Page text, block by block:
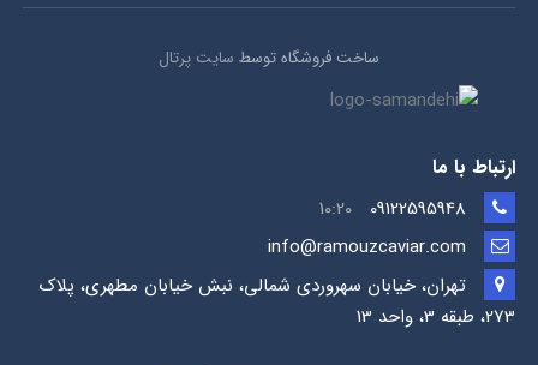
ساخت فروشگاه توسط سایت پرتال
ارتباط با ما
10:20
info@ramouzcaviar.com
تهران، خیابان سهروردی شمالی، نبش خیابان مطهری، پلاک
273، طبقه 3، واحد 13